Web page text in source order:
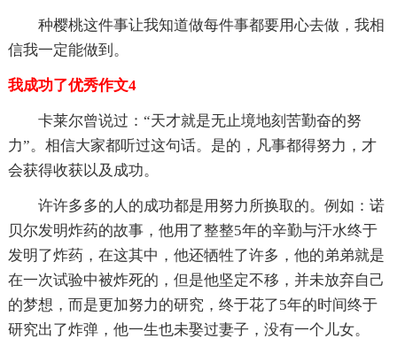
种樱桃这件事让我知道做每件事都要用心去做，我相
信我一定能做到。
我成功了优秀作文4
卡莱尔曾说过：“天才就是无止境地刻苦勤奋的努
力”。相信大家都听过这句话。是的，凡事都得努力，才
会获得收获以及成功。
许许多多的人的成功都是用努力所换取的。例如：诺
贝尔发明炸药的故事，他用了整整5年的辛勤与汗水终于
发明了炸药，在这其中，他还牺牲了许多，他的弟弟就是
在一次试验中被炸死的，但是他坚定不移，并未放弃自己
的梦想，而是更加努力的研究，终于花了5年的时间终于
研究出了炸弹，他一生也未娶过妻子，没有一个儿女。